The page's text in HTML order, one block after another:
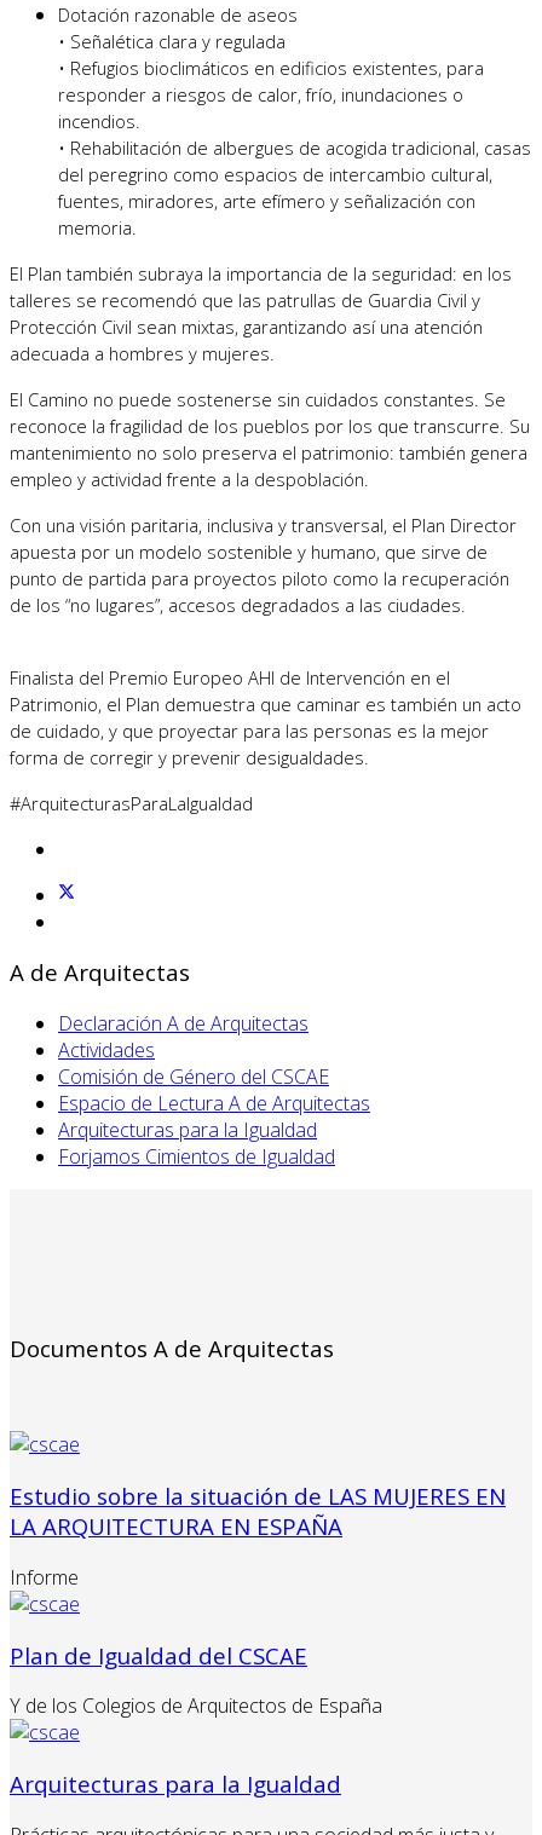
Dotación razonable de aseos
• Señalética clara y regulada
• Refugios bioclimáticos en edificios existentes, para
responder a riesgos de calor, frío, inundaciones o
incendios.
• Rehabilitación de albergues de acogida tradicional, casas
del peregrino como espacios de intercambio cultural,
fuentes, miradores, arte efímero y señalización con
memoria.
El Plan también subraya la importancia de la seguridad: en los
talleres se recomendó que las patrullas de Guardia Civil y
Protección Civil sean mixtas, garantizando así una atención
adecuada a hombres y mujeres.
El Camino no puede sostenerse sin cuidados constantes. Se
reconoce la fragilidad de los pueblos por los que transcurre. Su
mantenimiento no solo preserva el patrimonio: también genera
empleo y actividad frente a la despoblación.
Con una visión paritaria, inclusiva y transversal, el Plan Director
apuesta por un modelo sostenible y humano, que sirve de
punto de partida para proyectos piloto como la recuperación
de los “no lugares”, accesos degradados a las ciudades.
Finalista del Premio Europeo AHI de Intervención en el
Patrimonio, el Plan demuestra que caminar es también un acto
de cuidado, y que proyectar para las personas es la mejor
forma de corregir y prevenir desigualdades.
#ArquitecturasParaLaIgualdad
A de Arquitectas
Declaración A de Arquitectas
Actividades
Comisión de Género del CSCAE
Espacio de Lectura A de Arquitectas
Arquitecturas para la Igualdad
Forjamos Cimientos de Igualdad
Documentos A de Arquitectas
Estudio sobre la situación de LAS MUJERES EN
LA ARQUITECTURA EN ESPAÑA
Informe
Plan de Igualdad del CSCAE
Y de los Colegios de Arquitectos de España
Arquitecturas para la Igualdad